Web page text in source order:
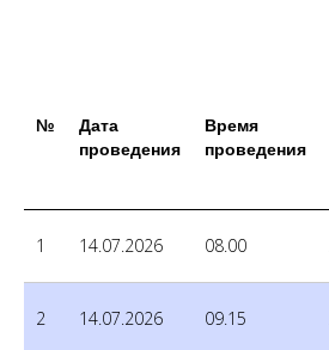
№
Дата
проведения
Время
проведения
1 14.07.2026 08.00
2 14.07.2026 09.15